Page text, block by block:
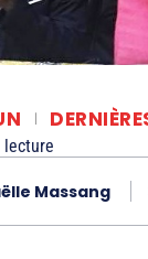
lecture
Massang